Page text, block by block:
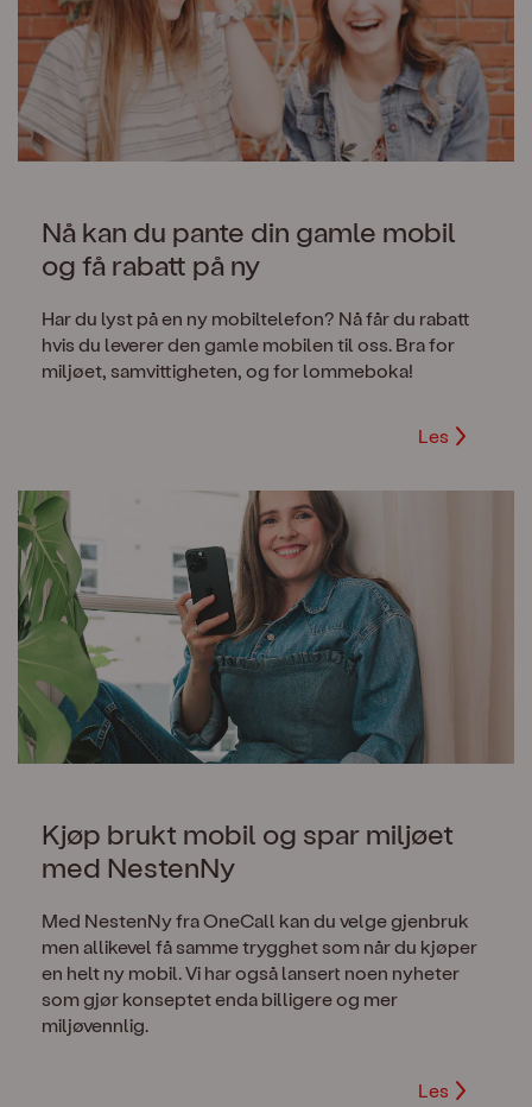
Nå kan du pante din gamle mobil
og få rabatt på ny
Har du lyst på en ny mobiltelefon? Nå får du rabatt
hvis du leverer den gamle mobilen til oss. Bra for
miljøet, samvittigheten, og for lommeboka!
Kjøp brukt mobil og spar miljøet
med NestenNy
Med NestenNy fra OneCall kan du velge gjenbruk
men allikevel få samme trygghet som når du kjøper
en helt ny mobil. Vi har også lansert noen nyheter
som gjør konseptet enda billigere og mer
miljøvennlig.